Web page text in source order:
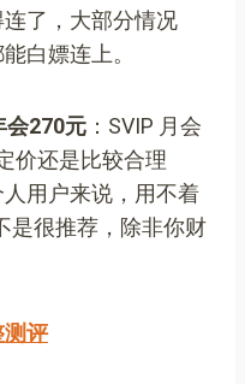
了，大部分情况
白嫖连上。
会270元 ：SVIP 月会
价还是比较合理
用户来说，用不着
是很推荐，除非你财
评